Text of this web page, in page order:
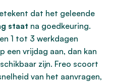
dat het geleende
staat na goedkeuring.
1 tot 3 werkdagen
een vrijdag aan, dan kan
zijn. Freo scoort
van het aanvragen,